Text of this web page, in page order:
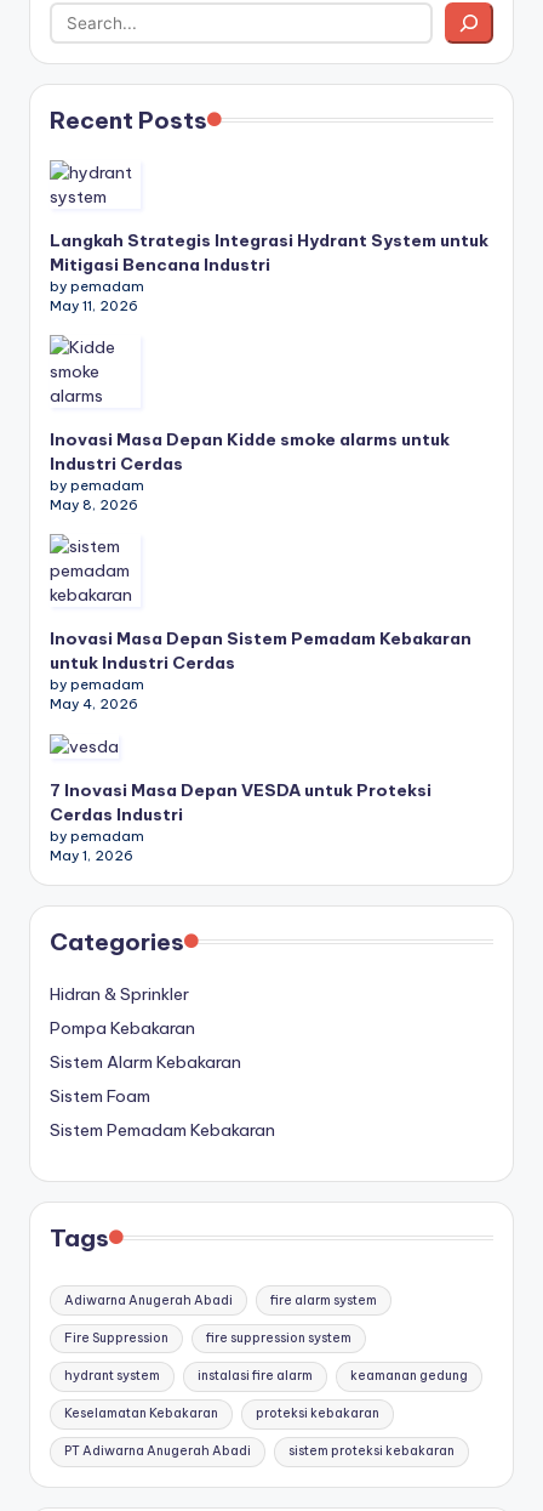
Recent Posts
Langkah Strategis Integrasi Hydrant System untuk
Mitigasi Bencana Industri
by pemadam
May 11, 2026
Inovasi Masa Depan Kidde smoke alarms untuk
Industri Cerdas
by pemadam
May 8, 2026
Inovasi Masa Depan Sistem Pemadam Kebakaran
untuk Industri Cerdas
by pemadam
May 4, 2026
7 Inovasi Masa Depan VESDA untuk Proteksi
Cerdas Industri
by pemadam
May 1, 2026
Categories
Hidran & Sprinkler
Pompa Kebakaran
Sistem Alarm Kebakaran
Sistem Foam
Sistem Pemadam Kebakaran
Tags
Adiwarna Anugerah Abadi fire alarm system
Fire Suppression fire suppression system
hydrant system instalasi fire alarm keamanan gedung
Keselamatan Kebakaran proteksi kebakaran
PT Adiwarna Anugerah Abadi sistem proteksi kebakaran